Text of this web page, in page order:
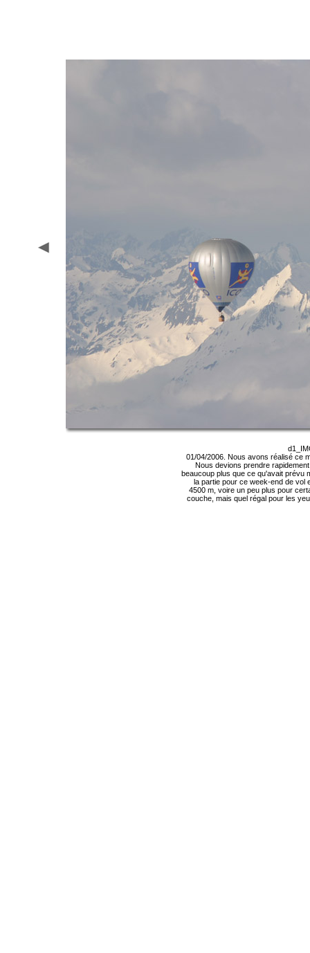
01/04/2006. Nous avons réalisé ce
Nous devions prendre
beaucoup plus que ce qu'avait prévu
la partie pour ce week-end de vol
4500 m, voire un peu plus pour
couche, mais quel régal pour les